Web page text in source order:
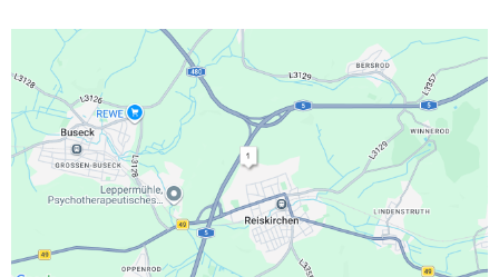
Lexikon
Ist Ihre Werkstatt schon dabei?
Kostenlos eintragen
Werkstatt Login